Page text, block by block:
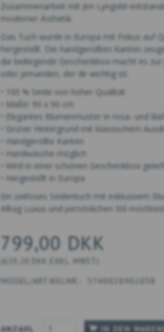
Zusammenarbeit mit Jim Lyngvild
moderner Ästhetik.
Das Tuch wurde in Europa mit Fokus auf
hergestellt. Die handgerollten Kanten
die beiliegende Geschenkbox macht es
oder jemanden, der dir wichtig ist.
• 100 % Seide von hoher Qualität
• Maße: 90 x 90 cm
• Elegantes Blumenmuster in rosa- und
• Grüner Hintergrund mit klassischem
• Handgerollte Kanten
• Handwäsche möglich
• Wird in einer schönen Geschenkbox
• Hergestellt in Europa
Ein zeitloses Seidentuch mit exklusivem
Alltag Luxus und persönlichen Stil möchtest.
799,00 DKK
639,20 DKK EXKL. MWST
MODEL/ARTIKELNR.: 5740028902058
ANZAHL IN DEN